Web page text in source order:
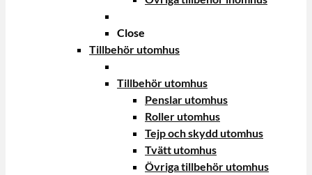
Close
Tillbehör utomhus
Tillbehör utomhus
Penslar utomhus
Roller utomhus
Tejp och skydd utomhus
Tvätt utomhus
Övriga tillbehör utomhus